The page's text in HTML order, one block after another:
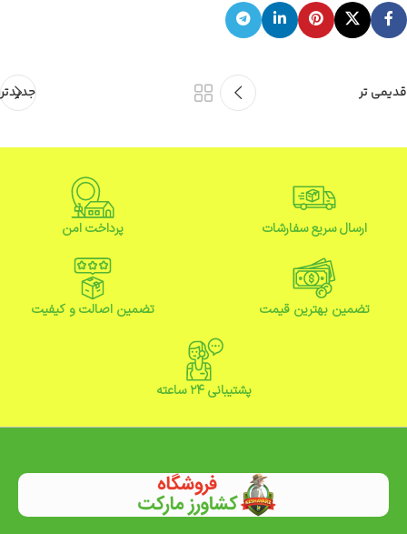
جدیدتر قدیمی تر
ارسال سریع سفارشات پرداخت امن
تضمین بهترین قیمت تضمین اصالت و کیفیت
پشتیبانی ۲۴ ساعته